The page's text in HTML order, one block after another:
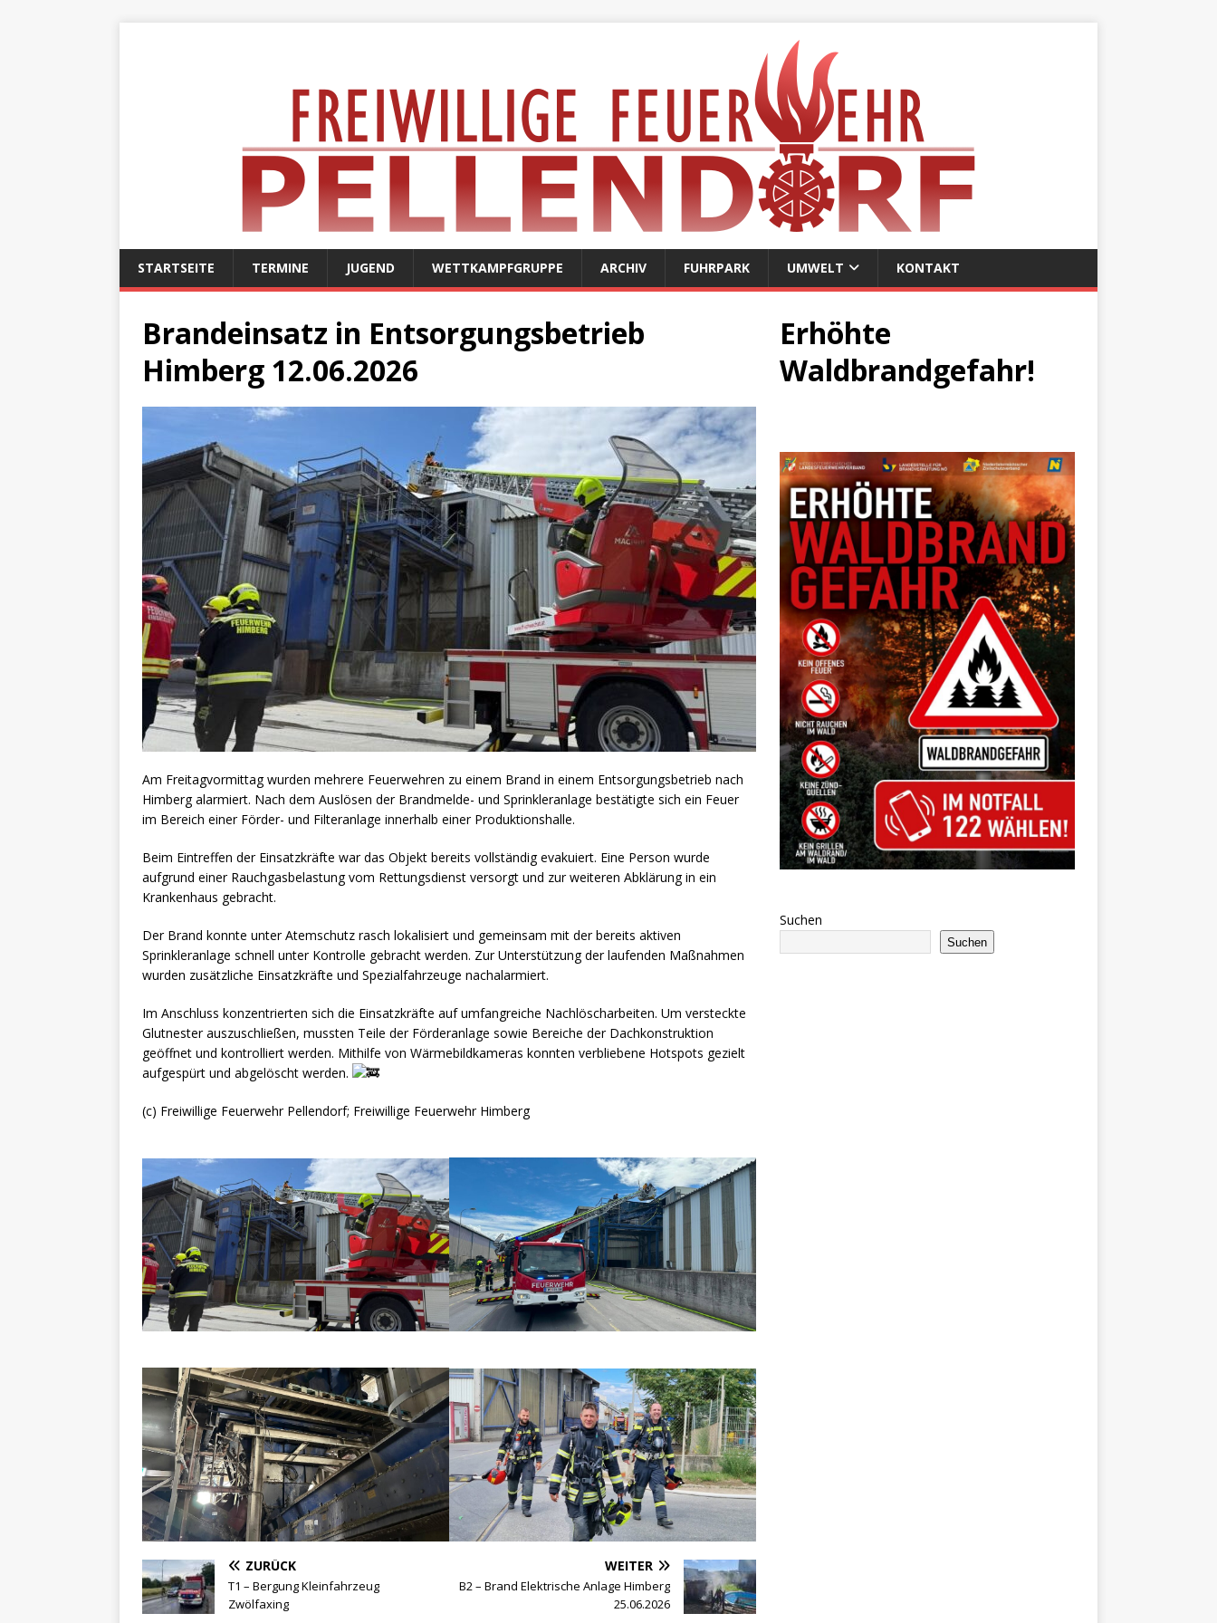
STARTSEITE TERMINE JUGEND WETTKAMPFGRUPPE ARCHIV FUHRPARK UMWELT KONTAKT
Brandeinsatz in Entsorgungsbetrieb
Himberg 12.06.2026
Am Freitagvormittag wurden mehrere Feuerwehren zu einem Brand in einem Entsorgungsbetrieb nach
Himberg alarmiert. Nach dem Auslösen der Brandmelde- und Sprinkleranlage bestätigte sich ein Feuer
im Bereich einer Förder- und Filteranlage innerhalb einer Produktionshalle.
Beim Eintreffen der Einsatzkräfte war das Objekt bereits vollständig evakuiert. Eine Person wurde
aufgrund einer Rauchgasbelastung vom Rettungsdienst versorgt und zur weiteren Abklärung in ein
Krankenhaus gebracht.
Der Brand konnte unter Atemschutz rasch lokalisiert und gemeinsam mit der bereits aktiven
Sprinkleranlage schnell unter Kontrolle gebracht werden. Zur Unterstützung der laufenden Maßnahmen
wurden zusätzliche Einsatzkräfte und Spezialfahrzeuge nachalarmiert.
Im Anschluss konzentrierten sich die Einsatzkräfte auf umfangreiche Nachlöscharbeiten. Um versteckte
Glutnester auszuschließen, mussten Teile der Förderanlage sowie Bereiche der Dachkonstruktion
geöffnet und kontrolliert werden. Mithilfe von Wärmebildkameras konnten verbliebene Hotspots gezielt
aufgespürt und abgelöscht werden.
(c) Freiwillige Feuerwehr Pellendorf; Freiwillige Feuerwehr Himberg
ZURÜCK
T1 – Bergung Kleinfahrzeug
Zwölfaxing
WEITER
B2 – Brand Elektrische Anlage Himberg
25.06.2026
Erhöhte
Waldbrandgefahr!
Suchen
Suchen